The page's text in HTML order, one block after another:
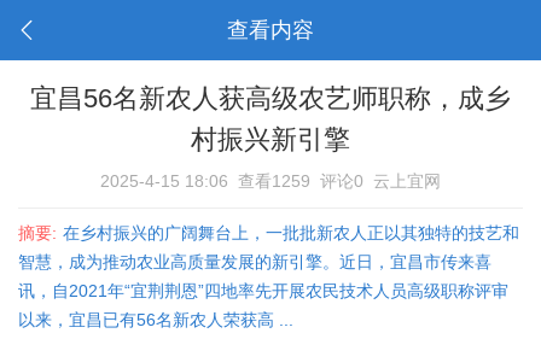
查看内容
宜昌56名新农人获高级农艺师职称，成乡
村振兴新引擎
2025-4-15 18:06 查看1259 评论0 云上宜网
摘要: 在乡村振兴的广阔舞台上，一批批新农人正以其独特的技艺和
智慧，成为推动农业高质量发展的新引擎。近日，宜昌市传来喜
讯，自2021年“宜荆荆恩”四地率先开展农民技术人员高级职称评审
以来，宜昌已有56名新农人荣获高 ...